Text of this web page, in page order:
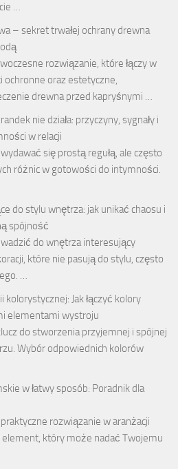
…
– sekret trwałej ochrany drewna
rozwiązanie, które łączy w
ochronne oraz estetyczne,
drewna przed kapryśnymi …
nie działa: przyczyny, sygnały i
w relacji
się prostą regułą, ale często
różnic w gotowości do intymności.
do stylu wnętrza: jak unikać chaosu i
spójność
do wnętrza interesujący
które nie pasują do stylu, często
…
kolorystycznej: Jak łączyć kolory
elementami wystroju
do stworzenia przyjemnej i spójnej
Wybór odpowiednich kolorów
w łatwy sposób: Poradnik dla
rozwiązanie w aranżacji
który może nadać Twojemu